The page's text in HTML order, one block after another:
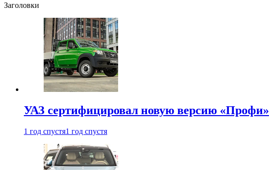
Заголовки
УАЗ сертифицировал новую версию «Профи»
1 год спустя1 год спустя